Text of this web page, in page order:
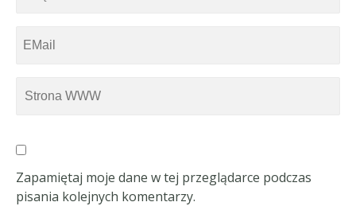
Zapamiętaj moje dane w tej przeglądarce podczas
pisania kolejnych komentarzy.